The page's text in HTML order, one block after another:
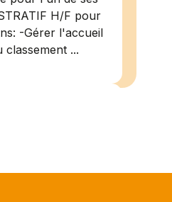
H/F pour
-Gérer l'accueil
...